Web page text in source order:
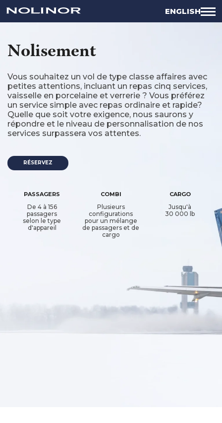
ENGLISH
Nolisement
Vous souhaitez un vol de type classe affaires avec
petites attentions, incluant un repas cinq services,
vaisselle en porcelaine et verrerie ? Vous préférez
un service simple avec repas ordinaire et rapide?
Quelle que soit votre exigence, nous saurons y
répondre et le niveau de personnalisation de nos
services surpassera vos attentes.
RÉSERVEZ
PASSAGERS
De 4 à 156
passagers
selon le type
d'appareil
COMBI
Plusieurs
configurations
pour un mélange
de passagers et de
cargo
CARGO
Jusqu'à
30 000 lb